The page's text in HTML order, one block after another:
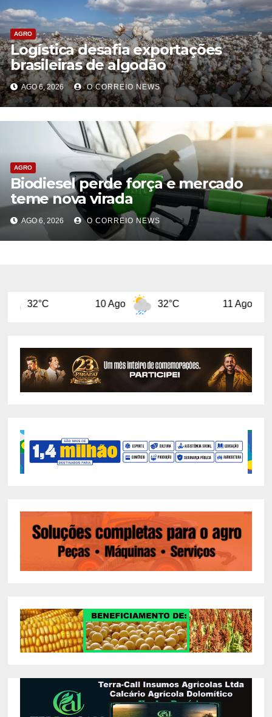
AGRO
Logística desafia exportações
brasileiras de algodão
AGO 6, 2026 O CORREIO NEWS
AGRO
Biodiesel perde força e mercado
teme nova virada
AGO 6, 2026 O CORREIO NEWS
10 Ago 32°C 11 Ago 29°C